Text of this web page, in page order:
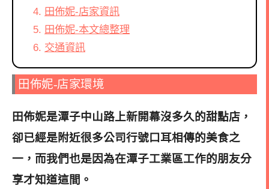
田佈妮-店家資訊
田佈妮-本文總整理
交通資訊
田佈妮-店家環境
田佈妮是潭子中山路上新開幕沒多久的甜點店 ，
卻已經是附近很多公司行號口耳相傳的美食之
一，而我們也是因為在潭子工業區工作的朋友分
享才知道這間。